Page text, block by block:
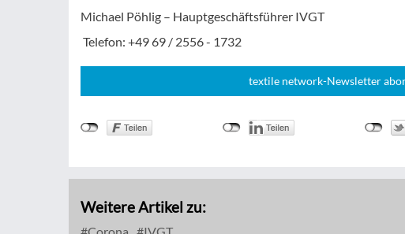
Michael Pöhlig – Hauptgeschäftsführer IVGT
Telefon: +49 69 / 2556 - 1732
textile network-Newsletter
Weitere Artikel zu: